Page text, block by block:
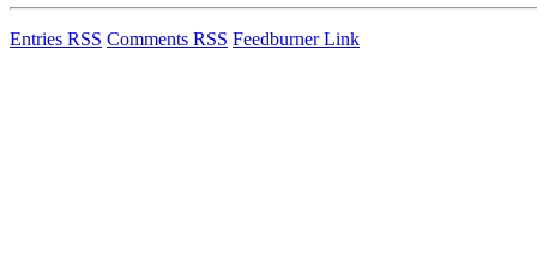
Entries RSS Comments RSS Feedburner Link